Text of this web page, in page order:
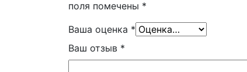
поля помечены *
Ваша оценка *
Ваш отзыв *